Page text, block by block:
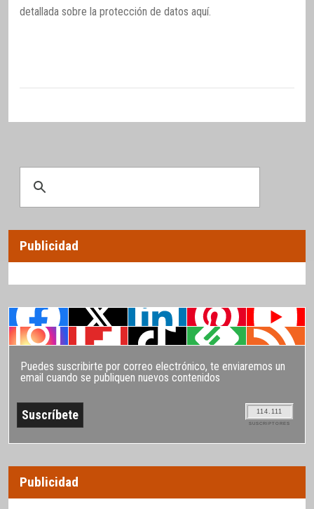
detallada sobre la protección de datos aquí.
Publicidad
Puedes suscribirte por correo electrónico, te enviaremos un
email cuando se publiquen nuevos contenidos
114.111
SUSCRIPTORES
Publicidad